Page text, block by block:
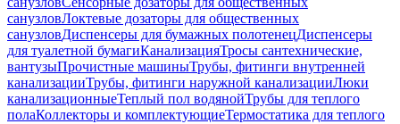
санузловЛоктевые дозаторы для общественных
санузловДиспенсеры для бумажных полотенецДиспенсеры
для туалетной бумагиКанализацияТросы сантехнические,
вантузыПрочистные машиныТрубы, фитинги внутренней
канализацииТрубы, фитинги наружной канализацииЛюки
канализационныеТеплый пол водянойТрубы для теплого
полаКоллекторы и комплектующиеТермостатика для теплого